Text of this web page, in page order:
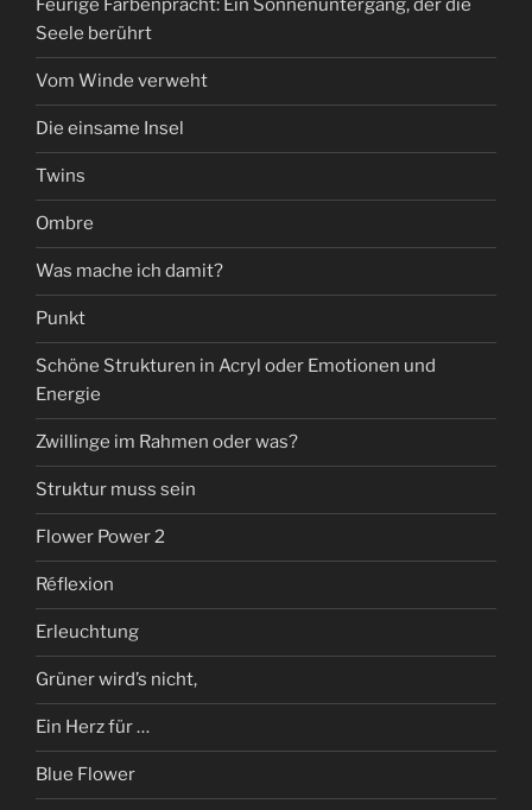
Feurige Farbenpracht: Ein Sonnenuntergang, der die
Seele berührt
Vom Winde verweht
Die einsame Insel
Twins
Ombre
Was mache ich damit?
Punkt
Schöne Strukturen in Acryl oder Emotionen und
Energie
Zwillinge im Rahmen oder was?
Struktur muss sein
Flower Power 2
Réflexion
Erleuchtung
Grüner wird’s nicht,
Ein Herz für …
Blue Flower